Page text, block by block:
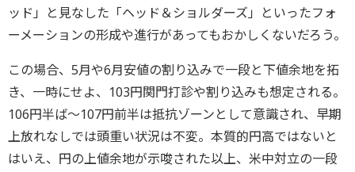
ッド」と見なした「ヘッド＆ショルダーズ」といったフォ
ーメーションの形成や進行があってもおかしくないだろう。
この場合、5月や6月安値の割り込みで一段と下値余地を拓
き、一時にせよ、103円関門打診や割り込みも想定される。
106円半ば～107円前半は抵抗ゾーンとして意識され、早期
上放れなしでは頭重い状況は不変。本質的円高ではないと
はいえ、円の上値余地が示唆された以上、米中対立の一段